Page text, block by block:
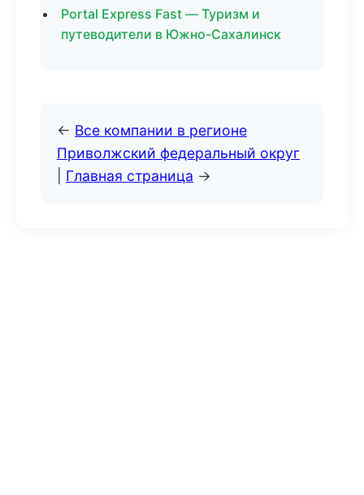
Portal Express Fast — Туризм и
путеводители в Южно-Сахалинск
← Все компании в регионе
Приволжский федеральный округ
Главная страница →